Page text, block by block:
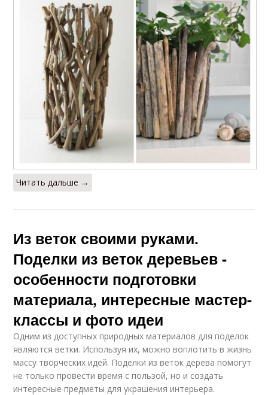
Читать дальше →
Из веток своими руками.
Поделки из веток деревьев -
особенности подготовки
материала, интересные мастер-
классы и фото идеи
Одним из доступных природных материалов для поделок
являются ветки. Используя их, можно воплотить в жизнь
массу творческих идей. Поделки из веток дерева помогут
не только провести время с пользой, но и создать
интересные предметы для украшения интерьера.